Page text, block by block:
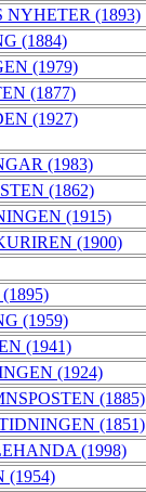
(1893)
(1884)
(1979)
(1877)
(1927)
(1983)
(1862)
(1915)
(1900)
(1959)
(1941)
(1924)
(1885)
(1851)
(1998)
(1954)